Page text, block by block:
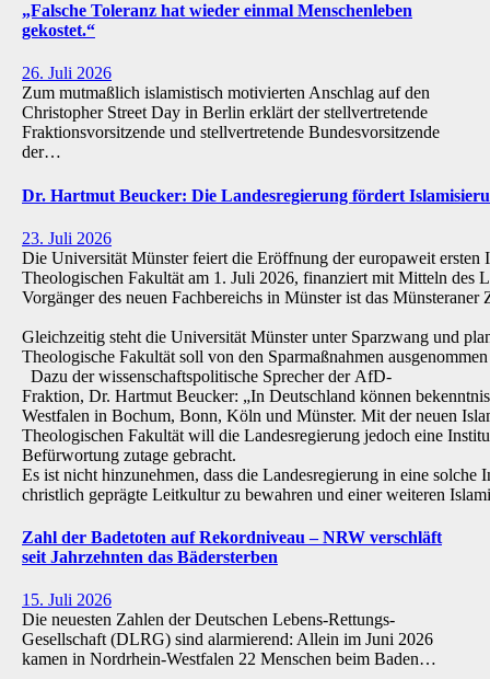
„Falsche Toleranz hat wieder einmal Menschenleben
gekostet.“
26. Juli 2026
Zum mutmaßlich islamistisch motivierten Anschlag auf den
Christopher Street Day in Berlin erklärt der stellvertretende
Fraktionsvorsitzende und stellvertretende Bundesvorsitzende
der…
Dr. Hartmut Beucker: Die Landesregierung fördert
23. Juli 2026
Die Universität Münster feiert die Eröffnung der europaweit ersten
Theologischen Fakultät am 1. Juli 2026, finanziert mit Mitteln des
Vorgänger des neuen Fachbereichs in Münster ist das
Gleichzeitig steht die Universität Münster unter Sparzwang und
Theologische Fakultät soll von den Sparmaßnahmen
Dazu der wissenschaftspolitische Sprecher der AfD-
Fraktion, Dr. Hartmut Beucker: „In Deutschland können
Westfalen in Bochum, Bonn, Köln und Münster. Mit der neuen
Theologischen Fakultät will die Landesregierung jedoch eine
Befürwortung zutage gebracht.
Es ist nicht hinzunehmen, dass die Landesregierung in eine
christlich geprägte Leitkultur zu bewahren und einer weiteren
Zahl der Badetoten auf Rekordniveau – NRW verschläft
seit Jahrzehnten das Bädersterben
15. Juli 2026
Die neuesten Zahlen der Deutschen Lebens-Rettungs-
Gesellschaft (DLRG) sind alarmierend: Allein im Juni 2026
kamen in Nordrhein-Westfalen 22 Menschen beim Baden…